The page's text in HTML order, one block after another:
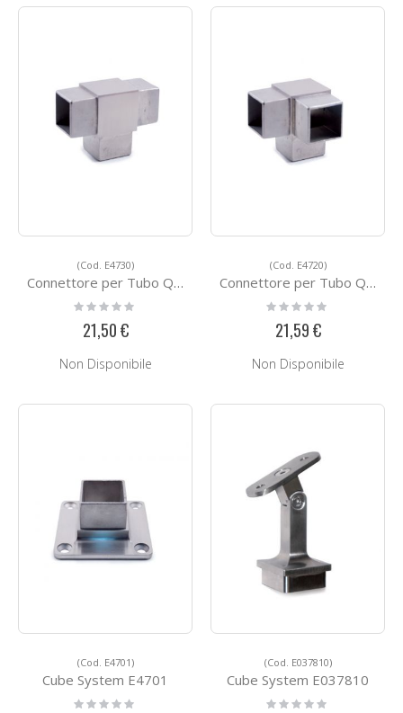
(Cod. E4730)
Connettore per Tubo Quadro in Acciaio E4730
Rating:
21,50 €
Non Disponibile
(Cod. E4720)
Connettore per Tubo Quadro in Acciaio E4720
Rating:
21,59 €
Non Disponibile
(Cod. E4701)
Cube System E4701
Rating:
(Cod. E037810)
Cube System E037810
Rating: